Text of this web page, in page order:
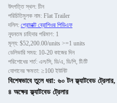
উৎপত্তি স্থল: চীন
পরিচিতিমুলক নাম: Flat Trailer
দলিল: প্রোডাক্ট ব্রোশিওর পিডিএফ
ন্যূনতম চাহিদার পরিমাণ: 1
মূল্য: $52,200.00/units >=1 units
ডেলিভারি সময়: 10-20 কাজের দিন
পরিশোধের শর্ত: এল/সি, ডি/এ, ডি/পি, টি/টি
যোগানের ক্ষমতা: ≥100 ইউনিট
বিশেষভাবে তুলে ধরা: ৬০ টন ফ্ল্যাটবেড ট্রেলার,
৪ অক্ষের ফ্ল্যাটবেড ট্রেলার